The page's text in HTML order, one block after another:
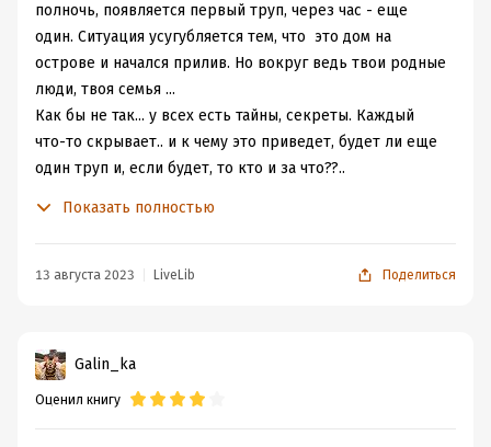
полночь, появляется первый труп, через час - еще
один. Ситуация усугубляется тем, что это дом на
острове и начался прилив. Но вокруг ведь твои родные
люди, твоя семья ...
Как бы не так... у всех есть тайны, секреты. Каждый
что-то скрывает.. и к чему это приведет, будет ли еще
один труп и, если будет, то кто и за что??..
найдут сходство и детали с "королевой детектива". Но
эпизодах прошлого препарируются поступки, а это
мастер Кинг).
Книгу прочитала за один вечер и это из той серии,
Показать полностью
13 августа 2023 LiveLib Поделиться
Galin_ka
Оценил книгу